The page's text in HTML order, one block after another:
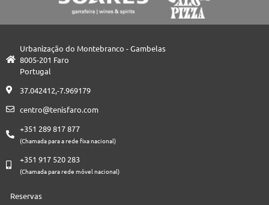
Urbanização do Montebranco - Gambelas
8005-201 Faro
Portugal
37.042412,-7.969179
centro@tenisfaro.com
+351 289 817 877
(Chamada para a rede fixa nacional)
+351 917 520 283
(Chamada para rede móvel nacional)
Reservas